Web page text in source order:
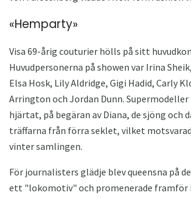
«Hemparty»
Visa 69-årig couturier hölls på sitt
Huvudpersonerna på showen var Irina
Elsa Hosk, Lily Aldridge, Gigi Hadid, Carly
Arrington och Jordan Dunn.
hjärtat, på begäran av Diana, de sjöng och
träffarna från förra seklet, vilket
vinter samlingen.
För journalisters glädje blev queensna på
ett "lokomotiv" och promenerade framför